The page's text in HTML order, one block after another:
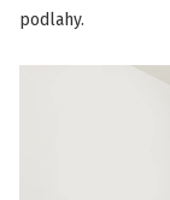
podlahy.